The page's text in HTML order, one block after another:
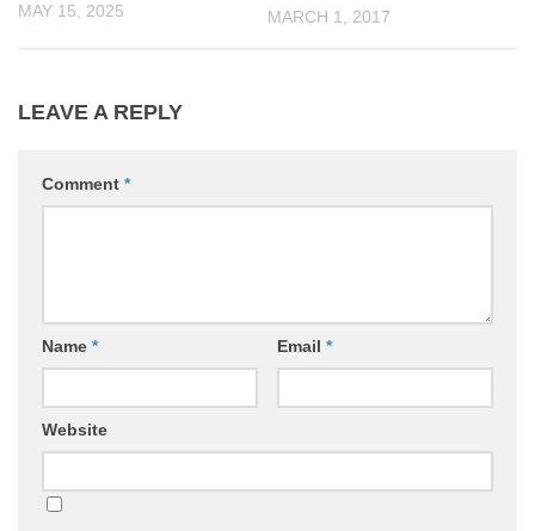
MAY 15, 2025 MARCH 1, 2017
LEAVE A REPLY
Comment *
Name * Email *
Website